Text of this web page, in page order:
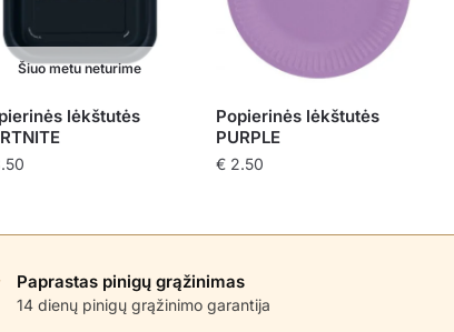
Šiuo metu neturime
lėkštutės
Popierinės lėkštutės
PURPLE
€ 2.50
Paprastas pinigų grąžinimas
14 dienų pinigų grąžinimo garantija